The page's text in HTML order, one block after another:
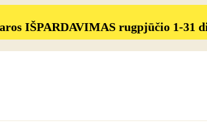
IŠPARDAVIMAS rugpjūčio 1-31